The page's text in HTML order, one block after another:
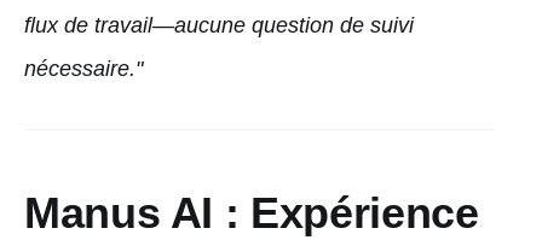
flux de travail—aucune question de suivi
nécessaire."
Manus AI : Expérience